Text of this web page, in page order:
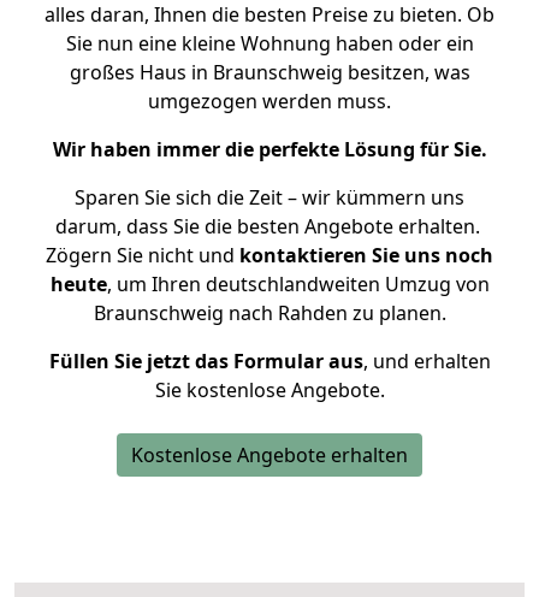
alles daran, Ihnen die besten Preise zu bieten. Ob
Sie nun eine kleine Wohnung haben oder ein
großes Haus in Braunschweig besitzen, was
umgezogen werden muss.
Wir haben immer die perfekte Lösung für Sie.
Sparen Sie sich die Zeit – wir kümmern uns
darum, dass Sie die besten Angebote erhalten.
Zögern Sie nicht und kontaktieren Sie uns noch
heute, um Ihren deutschlandweiten Umzug von
Braunschweig nach Rahden zu planen.
Füllen Sie jetzt das Formular aus, und erhalten
Sie kostenlose Angebote.
Kostenlose Angebote erhalten